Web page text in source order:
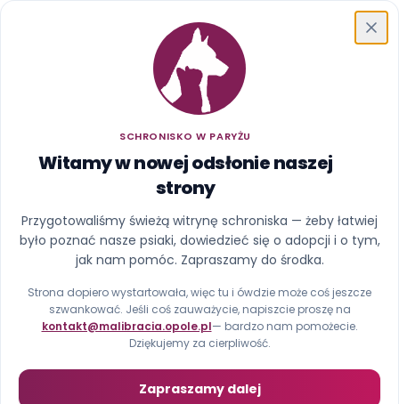
SCHRONISKO W PARYŻU
Witamy w nowej odsłonie naszej
strony
Przygotowaliśmy świeżą witrynę schroniska — żeby łatwiej
było poznać nasze psiaki, dowiedzieć się o adopcji i o tym,
jak nam pomóc. Zapraszamy do środka.
Strona dopiero wystartowała, więc tu i ówdzie może coś jeszcze
szwankować. Jeśli coś zauważycie, napiszcie proszę na
kontakt@malibracia.opole.pl— bardzo nam pomożecie.
Dziękujemy za cierpliwość.
Zapraszamy dalej
Schronisko w Paryżu
Ups, ta strona uciekła z
kojca
Nie znaleźliśmy strony pod tym adresem (błąd 404).
Strona główna Zobacz psiaki